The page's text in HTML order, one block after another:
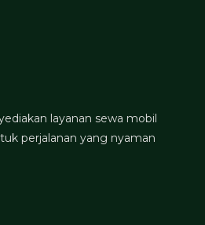
layanan sewa mobil
perjalanan yang nyaman